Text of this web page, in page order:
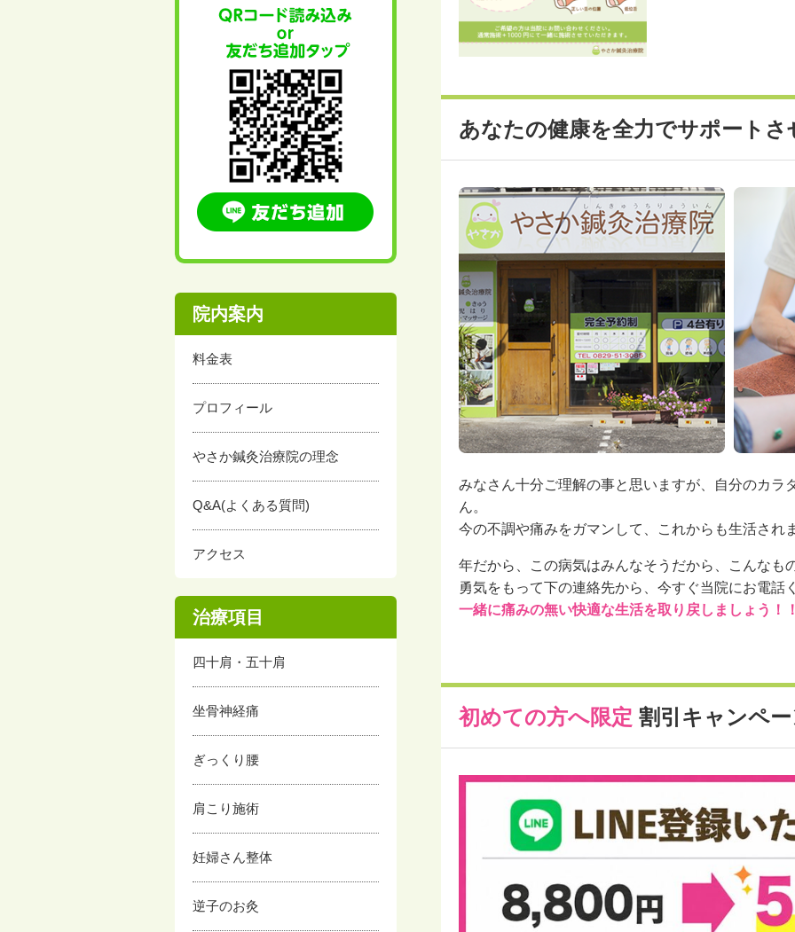
あなたの健康を全力でサポート
みなさん十分ご理解の事と思いますが、自分のカラ
ん。
今の不調や痛みをガマンして、これからも生活され
年だから、この病気はみんなそうだから、こんなも
勇気をもって下の連絡先から、今すぐ当院にお電話
一緒に痛みの無い快適な生活を取り戻しましょう！
初めての方へ限定 割引キャンペ
院内案内
料金表
プロフィール
やさか鍼灸治療院の理念
Q&A(よくある質問)
アクセス
治療項目
四十肩・五十肩
坐骨神経痛
ぎっくり腰
肩こり施術
妊婦さん整体
逆子のお灸